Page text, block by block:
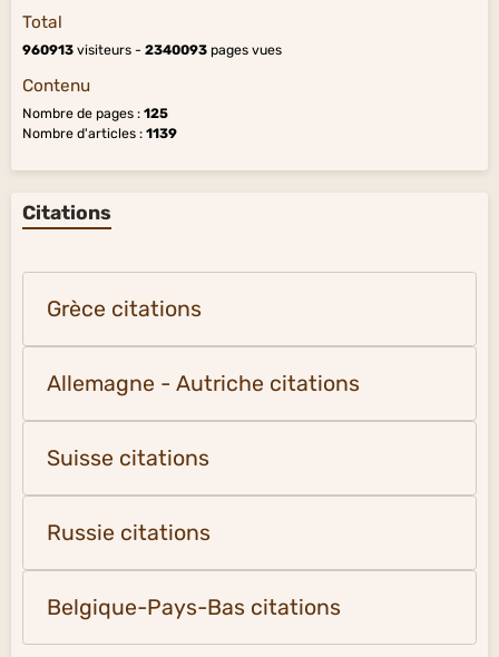
Total
960913 visiteurs - 2340093 pages vues
Contenu
Nombre de pages : 125
Nombre d'articles : 1139
Citations
Grèce citations
Allemagne - Autriche citations
Suisse citations
Russie citations
Belgique-Pays-Bas citations